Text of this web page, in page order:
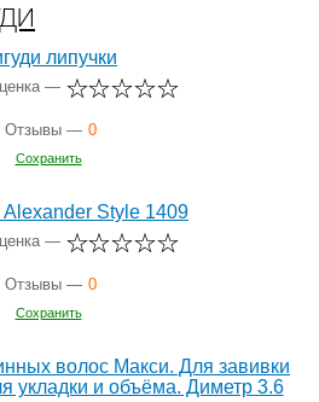
липучки
—
Отзывы — 0
Сохранить
Style 1409
—
Отзывы — 0
Сохранить
волос Макси. Для завивки
укладки и объёма. Диметр 3.6